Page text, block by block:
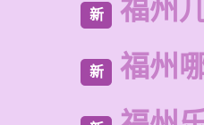
新 福州
新 福州